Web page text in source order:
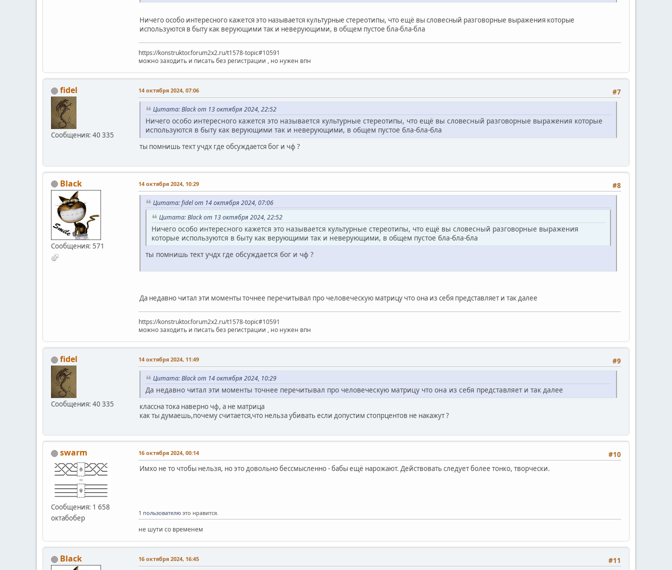
Ничего особо интересного кажется это называется культурные стереотипы, что ещё вы словесный разговорные выражения которые
используются в быту как верующими так и неверующими, в общем пустое бла-бла-бла
https://konstruktor.forum2x2.ru/t1578-topic#10591
можно заходить и писать без регистрации , но нужен впн
fidel
Сообщения: 40 335
#7
14 октября 2024, 07:06
Цитата: Black от 13 октября 2024, 22:52
Ничего особо интересного кажется это называется культурные стереотипы, что ещё вы словесный разговорные выражения которые
используются в быту как верующими так и неверующими, в общем пустое бла-бла-бла
ты помнишь тект учдх где обсуждается бог и чф ?
Black
Сообщения: 571
#8
14 октября 2024, 10:29
Цитата: fidel от 14 октября 2024, 07:06
Цитата: Black от 13 октября 2024, 22:52
Ничего особо интересного кажется это называется культурные стереотипы, что ещё вы словесный разговорные выражения
которые используются в быту как верующими так и неверующими, в общем пустое бла-бла-бла
ты помнишь тект учдх где обсуждается бог и чф ?
Да недавно читал эти моменты точнее перечитывал про человеческую матрицу что она из себя представляет и так далее
https://konstruktor.forum2x2.ru/t1578-topic#10591
можно заходить и писать без регистрации , но нужен впн
fidel
Сообщения: 40 335
#9
14 октября 2024, 11:49
Цитата: Black от 14 октября 2024, 10:29
Да недавно читал эти моменты точнее перечитывал про человеческую матрицу что она из себя представляет и так далее
классна тока наверно чф, а не матрица
как ты думаешь,почему считается,что нельза убивать если допустим стопрцентов не накажут ?
swarm
Сообщения: 1 658
октабобер
#10
16 октября 2024, 00:14
Имхо не то чтобы нельзя, но это довольно бессмысленно - бабы ещё нарожают. Действовать следует более тонко, творчески.
1 пользователю это нравится.
не шути со временем
Black #11
16 октября 2024, 16:45